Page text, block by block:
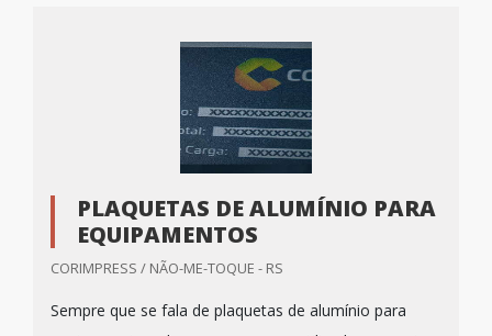
PLAQUETAS DE ALUMÍNIO PARA
EQUIPAMENTOS
CORIMPRESS / NÃO-ME-TOQUE - RS
Sempre que se fala de plaquetas de alumínio para